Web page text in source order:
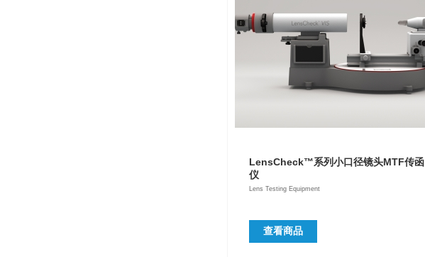
LensCheck™系列小口径镜头MTF传函
仪
Lens Testing Equipment
查看商品